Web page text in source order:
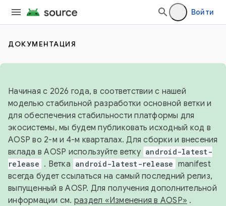
Войти
ДОКУМЕНТАЦИЯ
Начиная с 2026 года, в соответствии с нашей
моделью стабильной разработки основной ветки и
для обеспечения стабильности платформы для
экосистемы, мы будем публиковать исходный код в
AOSP во 2-м и 4-м кварталах. Для сборки и внесения
вклада в AOSP используйте ветку android-latest-
release . Ветка android-latest-release manifest
всегда будет ссылаться на самый последний релиз,
выпущенный в AOSP. Для получения дополнительной
информации см. раздел «Изменения в AOSP» .